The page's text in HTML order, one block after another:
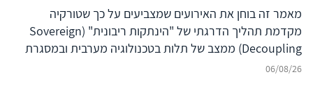
מאמר זה בוחן את האירועים שמצביעים על כך שטורקיה
מקדמת תהליך הדרגתי של "הינתקות ריבונית" (Sovereign
Decoupling) ממצב של תלות בטכנולוגיה מערבית ובמסגרת
ברית נאט"ו לעבר בניית יכולת סייבר עצמאית ולמעצמת סייבר
06/08/26